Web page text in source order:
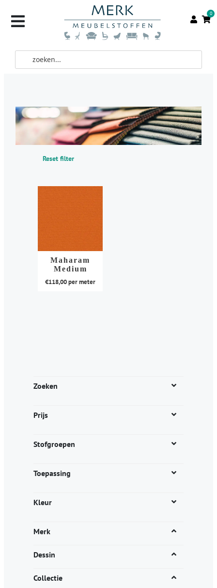
0
Zoeken
Prijs
Stofgroepen
Toepassing
Kleur
Merk
Dessin
Collectie
Reset filter
Maharam
Medium
€118,00per meter
kan
op
productpagina